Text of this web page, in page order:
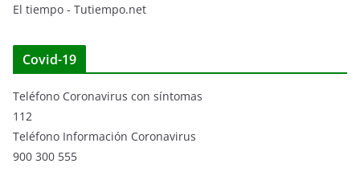
El tiempo - Tutiempo.net
Covid-19
Teléfono Coronavirus con síntomas
112
Teléfono Información Coronavirus
900 300 555